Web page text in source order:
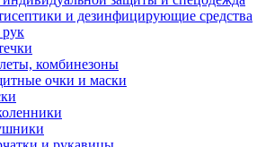
и дезинфицирующие средства
рук
комбинезоны
очки и маски